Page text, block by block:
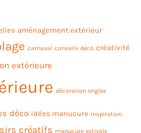
aménagement extérieur
carnaval conseils déco créativité
extérieure
décoration ongles
déco idées manucure inspiration
créatifs manucure estivale